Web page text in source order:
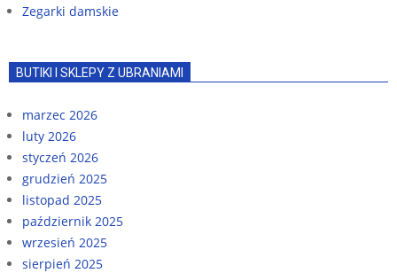
Zegarki damskie
BUTIKI I SKLEPY Z UBRANIAMI
marzec 2026
luty 2026
styczeń 2026
grudzień 2025
listopad 2025
październik 2025
wrzesień 2025
sierpień 2025